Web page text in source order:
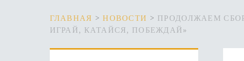
ГЛАВНАЯ >НОВОСТИ > ПРОДОЛЖАЕМ
ИГРАЙ, КАТАЙСЯ, ПОБЕЖДАЙ»